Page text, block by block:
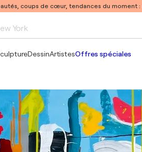
coups de cœur, tendances du moment :
York
Picasso
DessinArtistesOffres spéciales